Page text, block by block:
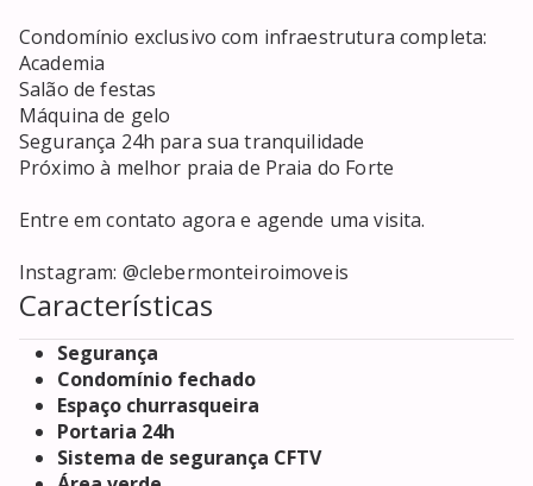
Condomínio exclusivo com infraestrutura completa:
Academia
Salão de festas
Máquina de gelo
Segurança 24h para sua tranquilidade
Próximo à melhor praia de Praia do Forte
Entre em contato agora e agende uma visita.
Instagram: @clebermonteiroimoveis
Características
Segurança
Condomínio fechado
Espaço churrasqueira
Portaria 24h
Sistema de segurança CFTV